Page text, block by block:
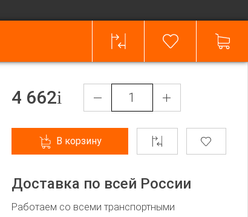
4 662
В корзину
Доставка по всей России
Работаем со всеми транспортными